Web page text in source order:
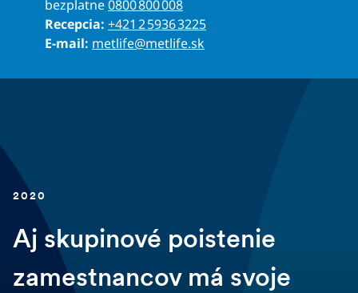
bezplatne0800 800 008
Recepcia: +421 2 5936 3225
E-mail: metlife@metlife.sk
2020
Aj skupinové poistenie
zamestnancov má svoje